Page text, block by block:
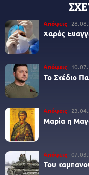
Απόψεις
Χαράς
Απόψεις
Το Σχέδιο
Απόψεις
Μαρία η
Απόψεις
Του